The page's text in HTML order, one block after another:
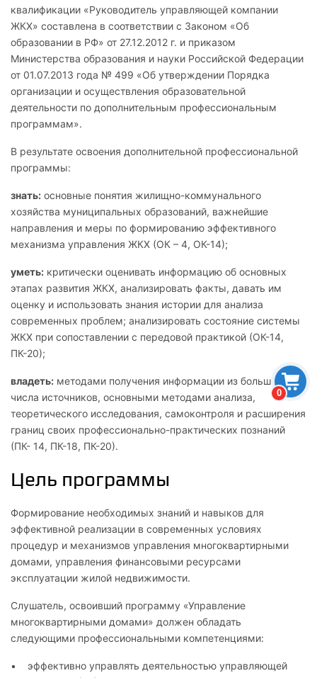
0
квалификации «Руководитель управляющей компании
ЖКХ» составлена в соответствии с Законом «Об
образовании в РФ» от 27.12.2012 г. и приказом
Министерства образования и науки Российской Федерации
от 01.07.2013 года № 499 «Об утверждении Порядка
организации и осуществления образовательной
деятельности по дополнительным профессиональным
программам».
В результате освоения дополнительной профессиональной
программы:
знать: основные понятия жилищно-коммунального
хозяйства муниципальных образований, важнейшие
направления и меры по формированию эффективного
механизма управления ЖКХ (ОК – 4, ОК-14);
уметь: критически оценивать информацию об основных
этапах развития ЖКХ, анализировать факты, давать им
оценку и использовать знания истории для анализа
современных проблем; анализировать состояние системы
ЖКХ при сопоставлении с передовой практикой (ОК-14,
ПК-20);
владеть: методами получения информации из большого
числа источников, основными методами анализа,
теоретического исследования, самоконтроля и расширения
границ своих профессионально-практических познаний
(ПК- 14, ПК-18, ПК-20).
Цель программы
Формирование необходимых знаний и навыков для
эффективной реализации в современных условиях
процедур и механизмов управления многоквартирными
домами, управления финансовыми ресурсами
эксплуатации жилой недвижимости.
Слушатель, освоивший программу «Управление
многоквартирными домами» должен обладать
следующими профессиональными компетенциями:
эффективно управлять деятельностью управляющей